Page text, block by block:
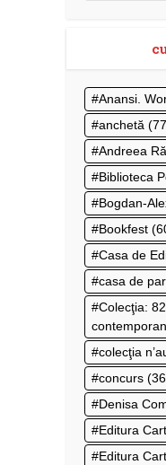
Anansi.
anchetă
Andreea
Biblioteca
Bogdan-
Bookfest
Casa de
casa de
Colecţia:
colecţia
concurs
Denisa
Editura
Editura